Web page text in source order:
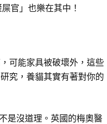
官」也樂在其中！
可能家具被破壞外，這些
究，養貓其實有著對你的
是沒道理。英國的梅奧醫